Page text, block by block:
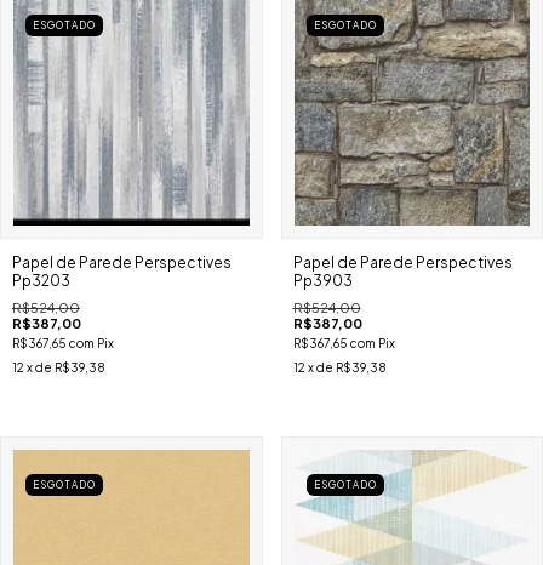
ESGOTADO
Papel de Parede Perspectives
Pp3203
R$524,00
R$387,00
R$367,65 com Pix
12 x de R$39,38
ESGOTADO
Papel de Parede Perspectives
Pp3903
R$524,00
R$387,00
R$367,65 com Pix
12 x de R$39,38
ESGOTADO ESGOTADO